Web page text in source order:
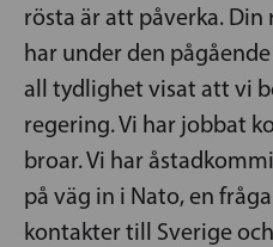
rösta är att påverka. Din
har under den
all tydlighet visat att vi
regering. Vi har jobbat
broar. Vi har
på väg in i Nato, en
kontakter till Sverige